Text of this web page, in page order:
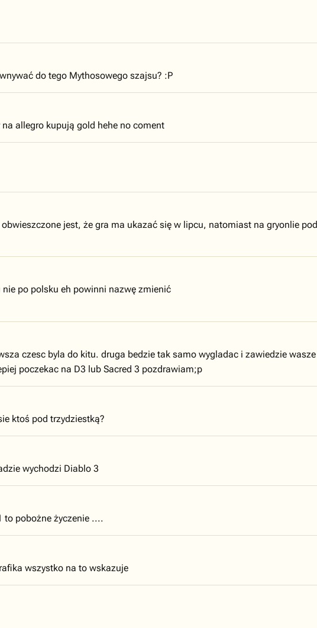
do tego Mythosowego szajsu? :P
allegro kupują gold hehe no coment
jest, że gra ma ukazać się w lipcu, natomiast na gryonlie
po polsku eh powinni nazwę zmienić
czesc byla do kitu. druga bedzie tak samo wygladac i zawiedzie
poczekac na D3 lub Sacred 3 pozdrawiam;p
ktoś pod trzydziestką?
wychodzi Diablo 3
to pobożne życzenie ....
wszystko na to wskazuje